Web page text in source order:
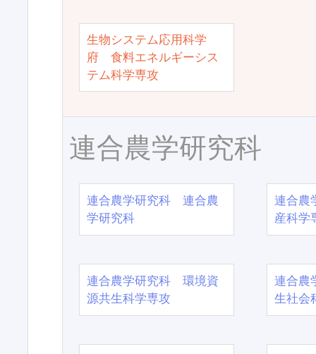
生物システム応用科学
府 食料エネルギーシス
テム科学専攻
連合農学研究科
連合農学研究科 連合農
学研究科
連合農
産科学
連合農学研究科 環境資
源共生科学専攻
連合農
生社会